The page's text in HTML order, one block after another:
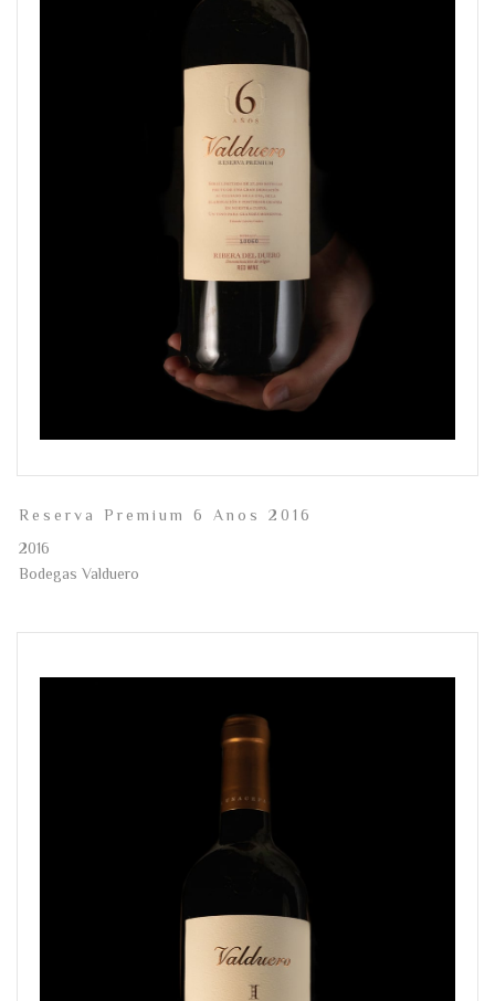
Reserva Premium 6 Anos 2016
2016
Bodegas Valduero